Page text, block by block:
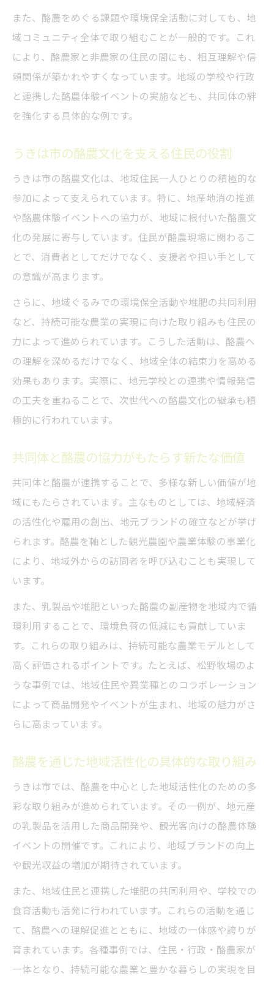
藁やもみ殻の循環利用と酪農の役割
地域全体で実践される酪農の循環型仕組み
福岡県うきは市発酪農による地域活性化
酪農がうきは市の地域経済を支える理由
地域活性化へ導く酪農の新しい挑戦とは
酪農による雇用創出と産業発展の可能性
酪農の強みがうきは市を元気にする要因
共同体が導く酪農の未来と新しい可能性
酪農の新たな担い手育成と共同体の連携
地域共同体と酪農が描く持続的な未来像
酪農の可能性を広げる地域の協力体制
酪農における共同体支援の重要性とは
うきは市で体感する酪農と農的暮らし
酪農を通じて実感する農的暮らしの魅力
農家の想いが詰まった酪農体験のすすめ
地域の食と酪農が彩るうきは市の暮らし
酪農に触れることで広がる地域理解の深さ
酪農が生み出す豊かな暮らしのヒント
また、酪農をめぐる課題や環境保全活動に対しても、地
域コミュニティ全体で取り組むことが一般的です。これ
により、酪農家と非農家の住民の間にも、相互理解や信
頼関係が築かれやすくなっています。地域の学校や行政
と連携した酪農体験イベントの実施なども、共同体の絆
を強化する具体的な例です。
うきは市の酪農文化を支える住民の役割
うきは市の酪農文化は、地域住民一人ひとりの積極的な
参加によって支えられています。特に、地産地消の推進
や酪農体験イベントへの協力が、地域に根付いた酪農文
化の発展に寄与しています。住民が酪農現場に関わるこ
とで、消費者としてだけでなく、支援者や担い手として
の意識が高まります。
さらに、地域ぐるみでの環境保全活動や堆肥の共同利用
など、持続可能な農業の実現に向けた取り組みも住民の
力によって進められています。こうした活動は、酪農へ
の理解を深めるだけでなく、地域全体の結束力を高める
効果もあります。実際に、地元学校との連携や情報発信
の工夫を重ねることで、次世代への酪農文化の継承も積
極的に行われています。
共同体と酪農の協力がもたらす新たな価値
共同体と酪農が連携することで、多様な新しい価値が地
域にもたらされています。主なものとしては、地域経済
の活性化や雇用の創出、地元ブランドの確立などが挙げ
られます。酪農を軸とした観光農園や農業体験の事業化
により、地域外からの訪問者を呼び込むことも実現して
います。
また、乳製品や堆肥といった酪農の副産物を地域内で循
環利用することで、環境負荷の低減にも貢献していま
す。これらの取り組みは、持続可能な農業モデルとして
高く評価されるポイントです。たとえば、松野牧場のよ
うな事例では、地域住民や異業種とのコラボレーション
によって商品開発やイベントが生まれ、地域の魅力がさ
らに高まっています。
酪農を通じた地域活性化の具体的な取り組み
うきは市では、酪農を中心とした地域活性化のための多
彩な取り組みが進められています。その一例が、地元産
の乳製品を活用した商品開発や、観光客向けの酪農体験
イベントの開催です。これにより、地域ブランドの向上
や観光収益の増加が期待されています。
また、地域住民と連携した堆肥の共同利用や、学校での
食育活動も活発に行われています。これらの活動を通じ
て、酪農への理解促進とともに、地域の一体感や誇りが
育まれています。各種事例では、住民・行政・酪農家が
一体となり、持続可能な農業と豊かな暮らしの実現を目